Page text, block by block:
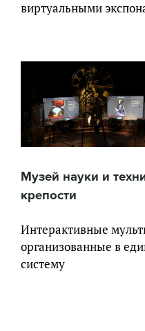
виртуальными
Музей науки и
крепости
Интерактивные
организованные в
систему